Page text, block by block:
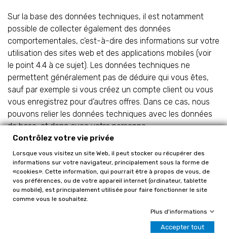
Sur la base des données techniques, il est notamment
possible de collecter également des données
comportementales, c’est-à-dire des informations sur votre
utilisation des sites web et des applications mobiles (voir
le point 4.4 à ce sujet). Les données techniques ne
permettent généralement pas de déduire qui vous êtes,
sauf par exemple si vous créez un compte client ou vous
vous enregistrez pour d’autres offres. Dans ce cas, nous
pouvons relier les données techniques avec les données
de base, et donc avec votre personne.
Les données techniques comprennent notamment :
l’adresse IP de votre appareil et d’autres identifiants
de votre appareil (p. ex. une adresse MAC) ;
cookies et technologies similaires (p. ex. des balises
Contrôlez votre vie privée
Lorsque vous visitez un site Web, il peut stocker ou récupérer des
informations sur votre navigateur, principalement sous la forme de
«cookies». Cette information, qui pourrait être à propos de vous, de
vos préférences, ou de votre appareil internet (ordinateur, tablette
ou mobile), est principalement utilisée pour faire fonctionner le site
comme vous le souhaitez.
Plus d'informations
Accepter tout